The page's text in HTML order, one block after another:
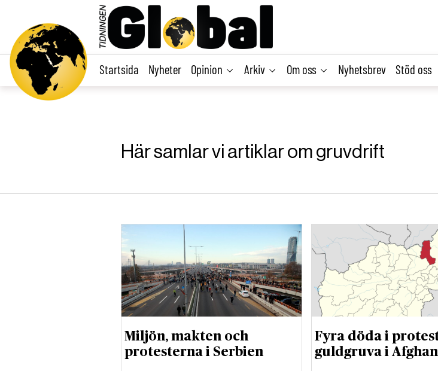
Startsida Nyheter Opinion Arkiv Om oss Nyhetsbrev Stöd oss
Här samlar vi artiklar om gruvdrift
Miljön, makten och
protesterna i Serbien
Fyra döda i
guldgruva i